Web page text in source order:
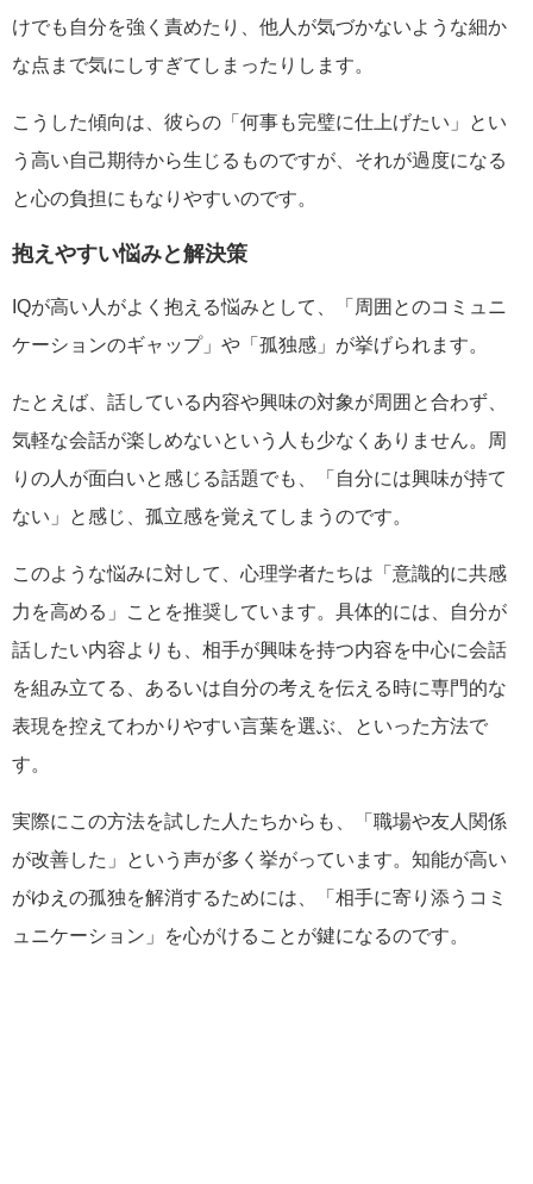
けでも自分を強く責めたり、他人が気づかないような細か
な点まで気にしすぎてしまったりします。
こうした傾向は、彼らの「何事も完璧に仕上げたい」とい
う高い自己期待から生じるものですが、それが過度になる
と心の負担にもなりやすいのです。
抱えやすい悩みと解決策
IQが高い人がよく抱える悩みとして、「周囲とのコミュニ
ケーションのギャップ」や「孤独感」が挙げられます。
たとえば、話している内容や興味の対象が周囲と合わず、
気軽な会話が楽しめないという人も少なくありません。周
りの人が面白いと感じる話題でも、「自分には興味が持て
ない」と感じ、孤立感を覚えてしまうのです。
このような悩みに対して、心理学者たちは「意識的に共感
力を高める」ことを推奨しています。具体的には、自分が
話したい内容よりも、相手が興味を持つ内容を中心に会話
を組み立てる、あるいは自分の考えを伝える時に専門的な
表現を控えてわかりやすい言葉を選ぶ、といった方法で
す。
実際にこの方法を試した人たちからも、「職場や友人関係
が改善した」という声が多く挙がっています。知能が高い
がゆえの孤独を解消するためには、「相手に寄り添うコミ
ュニケーション」を心がけることが鍵になるのです。